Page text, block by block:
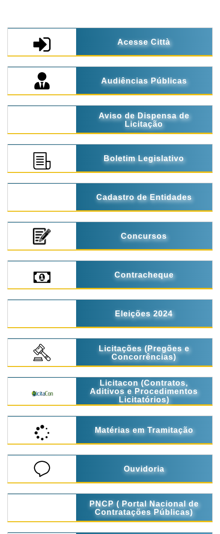
Acesse Città
Audiências Públicas
Aviso de Dispensa de
Licitação
Boletim Legislativo
Cadastro de Entidades
Concursos
Contracheque
Eleições 2024
Licitações (Pregões e
Concorrências)
Licitacon (Contratos,
Aditivos e Procedimentos
Licitatórios)
Matérias em Tramitação
Ouvidoria
PNCP ( Portal Nacional de
Contratações Públicas)